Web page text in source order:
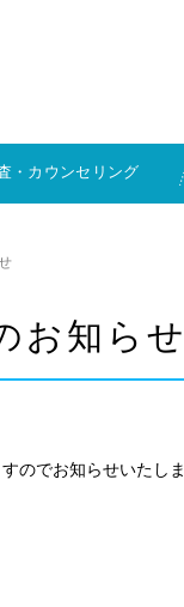
・カウンセリング
お知らせ
のでお知らせいたしま